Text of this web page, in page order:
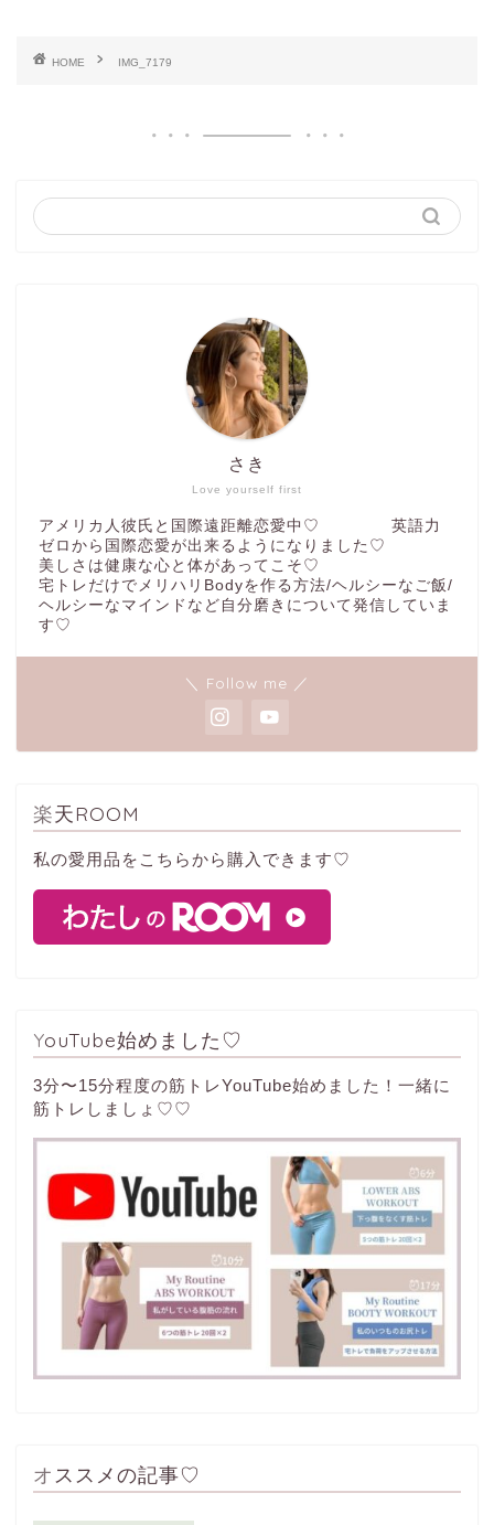
HOME IMG_7179
Love yourself first
さき
アメリカ人彼氏と国際遠距離恋愛中♡ 英語力
ゼロから国際恋愛が出来るようになりました♡
美しさは健康な心と体があってこそ♡
宅トレだけでメリハリBodyを作る方法/ヘルシーなご飯/
ヘルシーなマインドなど自分磨きについて発信していま
す♡
＼ Follow me ／
楽天ROOM
私の愛用品をこちらから購入できます♡
YouTube始めました♡
3分〜15分程度の筋トレYouTube始めました！一緒に
筋トレしましょ♡♡
オススメの記事♡